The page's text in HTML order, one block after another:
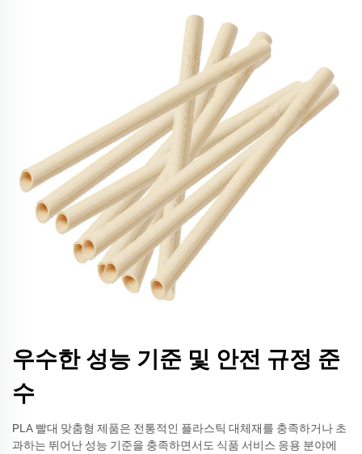
우수한 성능 기준 및 안전 규정 준
수
PLA 빨대 맞춤형 제품은 전통적인 플라스틱 대체재를 충족하거나 초
과하는 뛰어난 성능 기준을 충족하면서도 식품 서비스 응용 분야에